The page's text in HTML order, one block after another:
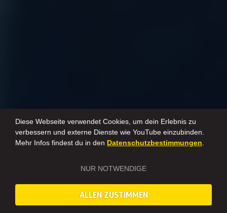
Diese Webseite verwendet Cookies, um dein Erlebnis zu
verbessern und externe Dienste wie YouTube einzubinden.
Mehr Infos findest du in den Datenschutzbestimmungen.
NUR NOTWENDIGE
ALLEN ZUSTIMMEN